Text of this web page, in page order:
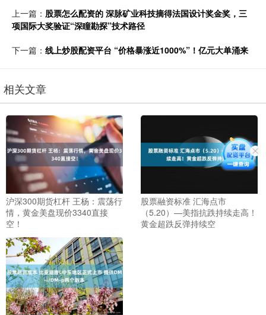
上一篇： 股票怎么配资的 深脉矿业科技摘得法国设计奖金奖，三
项国际大奖验证“深瞳勘探”技术路径
下一篇： 线上炒股配资平台 “价格暴涨近1000%”！亿元大单涌来
相关文章
沪深300期货杠杆 王杨：震荡行
情，黄金美盘现价3340直接
空！
股票融资标准 汇海点市
（5.20）—美指抗跌持续走高！
黄金超跌反弹持续空